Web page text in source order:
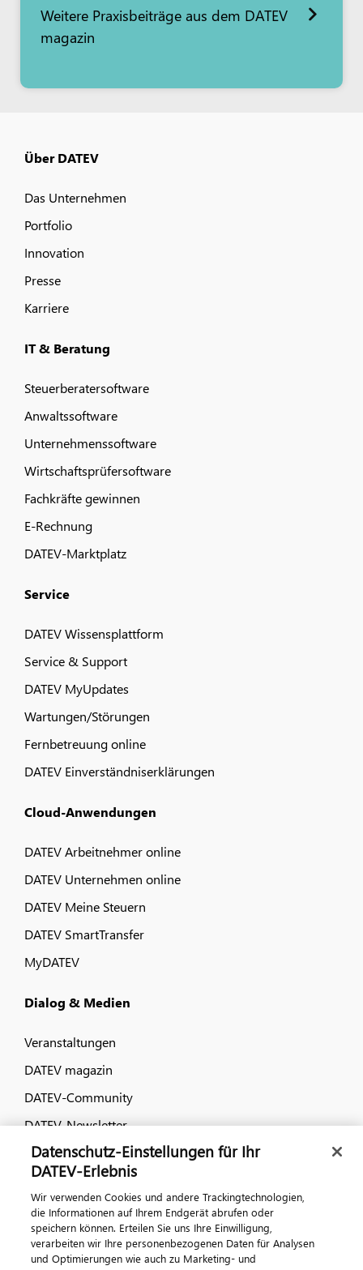
Weitere Praxisbeiträge aus dem DATEV
magazin
Über DATEV
Das Unternehmen
Portfolio
Innovation
Presse
Karriere
IT & Beratung
Steuerberatersoftware
Anwaltssoftware
Unternehmenssoftware
Wirtschaftsprüfersoftware
Fachkräfte gewinnen
E-Rechnung
DATEV-Marktplatz
Service
DATEV Wissensplattform
Service & Support
DATEV MyUpdates
Wartungen/Störungen
Fernbetreuung online
DATEV Einverständniserklärungen
Cloud-Anwendungen
DATEV Arbeitnehmer online
DATEV Unternehmen online
DATEV Meine Steuern
DATEV SmartTransfer
MyDATEV
Dialog & Medien
Veranstaltungen
DATEV magazin
DATEV-Community
DATEV-Newsletter
Kontaktieren Sie uns
Datenschutz-Einstellungen für Ihr
DATEV-Erlebnis
Wir verwenden Cookies und andere Trackingtechnologien,
die Informationen auf Ihrem Endgerät abrufen oder
speichern können. Erteilen Sie uns Ihre Einwilligung,
verarbeiten wir Ihre personenbezogenen Daten für Analysen
und Optimierungen wie auch zu Marketing- und